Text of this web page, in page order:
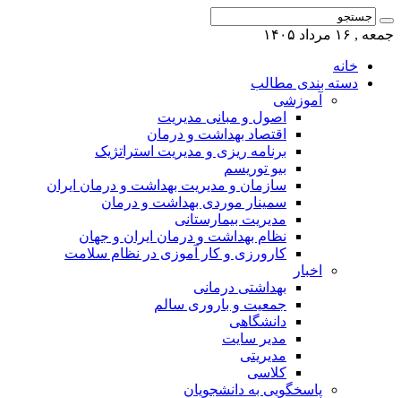
جمعه , ۱۶ مرداد ۱۴۰۵
خانه
دسته بندی مطالب
آموزشی
اصول و مبانی مدیریت
اقتصاد بهداشت و درمان
برنامه ریزی و مدیریت استراتژیک
بیو توریسم
سازمان و مدیریت بهداشت و درمان ایران
سمینار موردی بهداشت و درمان
مدیریت بیمارستانی
نظام بهداشت و درمان ایران و جهان
کارورزی و کار آموزی در نظام سلامت
اخبار
بهداشتی درمانی
جمعیت و باروری سالم
دانشگاهی
مدیر سایت
مدیریتی
کلاسی
پاسخگویی به دانشجویان